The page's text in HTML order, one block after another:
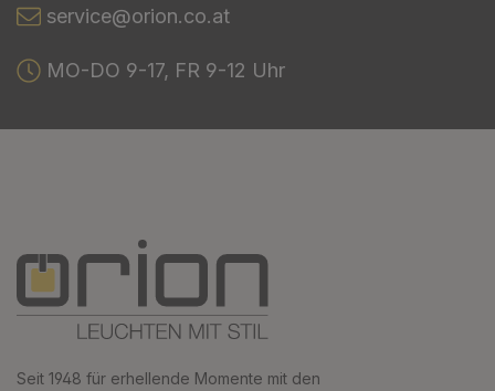
service@orion.co.at
MO-DO 9-17, FR 9-12 Uhr
Seit 1948 für erhellende Momente mit den